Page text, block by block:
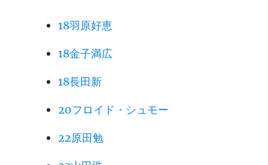
18羽原好恵
18金子満広
18長田新
20フロイド・シュモー
22原田勉